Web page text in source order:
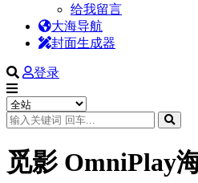
给我留言
大海导航
封面生成器
登录
觅影 OmniPlay